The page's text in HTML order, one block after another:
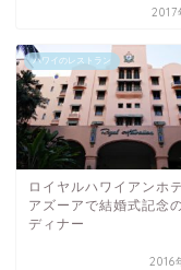
2017
ハワイのレストラン
ロイヤルハワイアンホ
アズーアで結婚式記念
ディナー
2016